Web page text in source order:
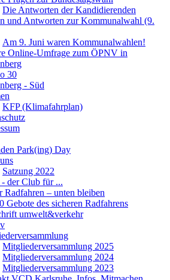
Die Antworten der Kandidierenden
und Antworten zur Kommunalwahl (9.
Am 9. Juni waren Kommunalwahlen!
Online-Umfrage zum ÖPNV in
30
- Süd
KFP (Klimafahrplan)
Park(ing) Day
Satzung 2022
der Club für ...
Radfahren – unten bleiben
Gebote des sicheren Radfahrens
umwelt&verkehr
Mitgliederversammlung 2025
Mitgliederversammlung 2024
Mitgliederversammlung 2023